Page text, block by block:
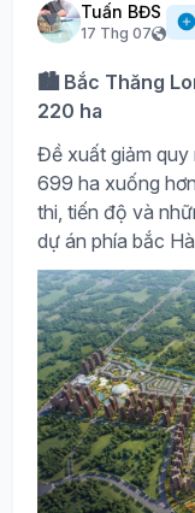
Tuấn BĐS
17 Thg 07
🏙️ Bắc Thăng
220 ha
Đề xuất giảm quy
699 ha xuống
thi, tiến độ và
dự án phía bắc